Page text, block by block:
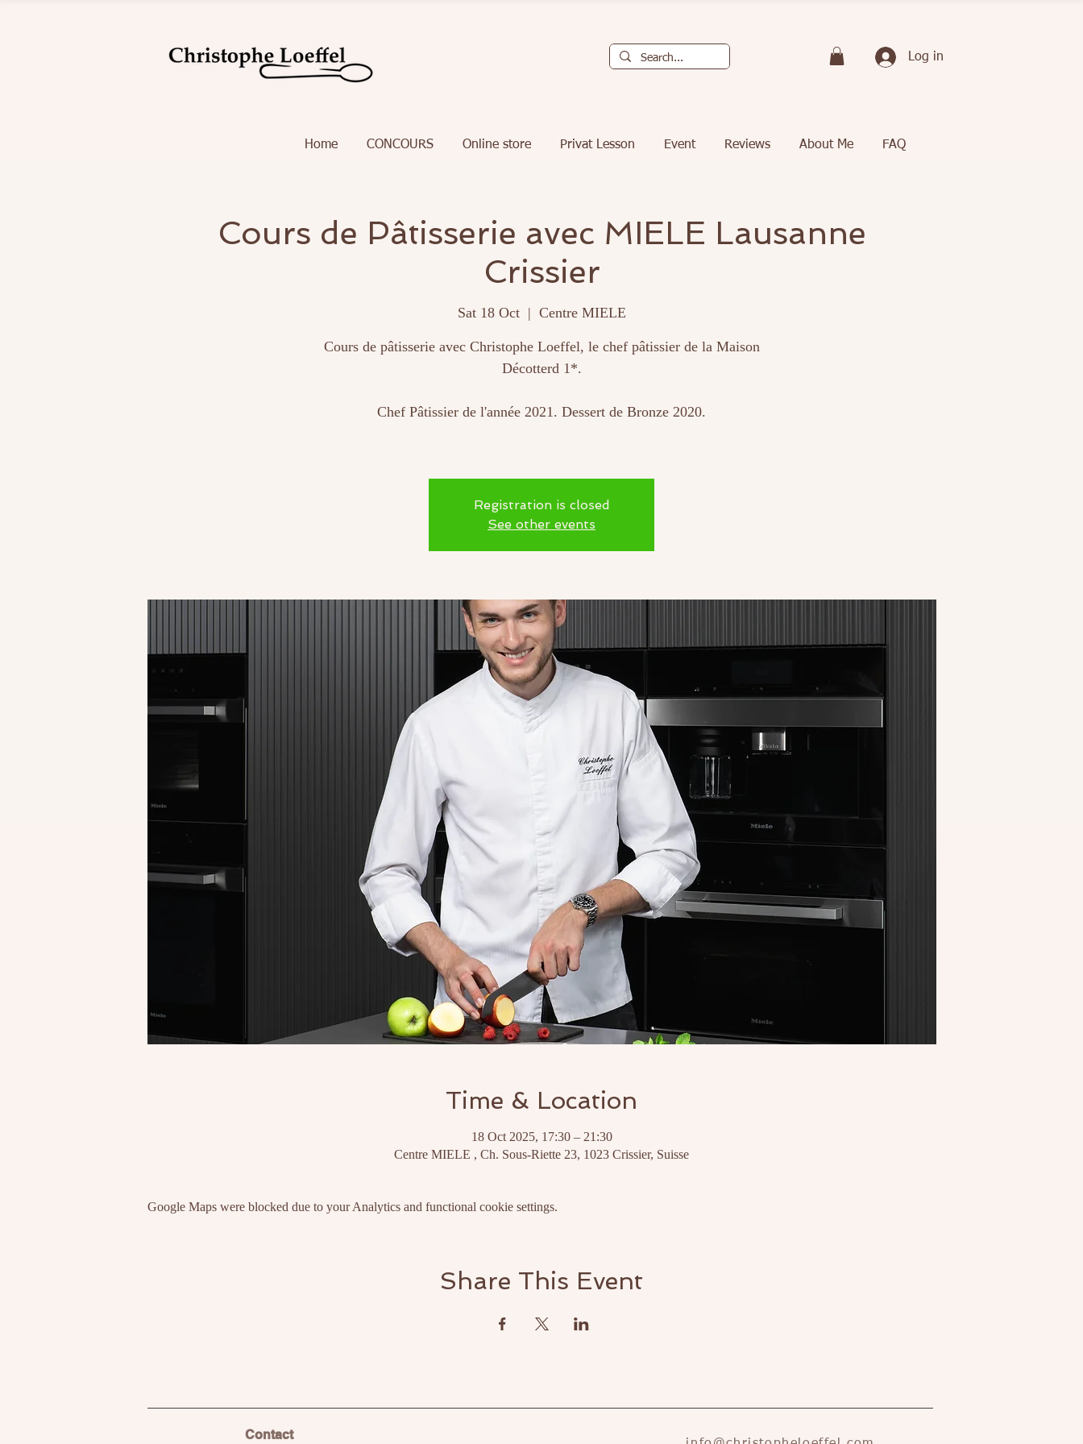
Log in
Home CONCOURS Online store Privat Lesson Event Reviews About Me FAQ
Cours de Pâtisserie avec MIELE Lausanne
Crissier
Sat 18 Oct
  |
Centre MIELE
Cours de pâtisserie avec Christophe Loeffel, le chef pâtissier de la Maison
Décotterd 1*.
Chef Pâtissier de l'année 2021. Dessert de Bronze 2020.
Registration is closed
See other events
Time & Location
18 Oct 2025, 17:30 – 21:30
Centre MIELE , Ch. Sous-Riette 23, 1023 Crissier, Suisse
Google Maps were blocked due to your Analytics and functional cookie settings.
Share This Event
Contact